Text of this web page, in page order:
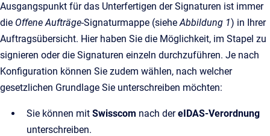
Ausgangspunkt für das Unterfertigen der Signaturen ist immer
die Offene Aufträge-Signaturmappe (sieheAbbildung 1) in Ihrer
Auftragsübersicht. Hier haben Sie die Möglichkeit, im Stapel zu
signieren oder die Signaturen einzeln durchzuführen. Je nach
Konfiguration können Sie zudem wählen, nach welcher
gesetzlichen Grundlage Sie unterschreiben möchten:
Sie können mit Swisscom nach dereIDAS-Verordnung
unterschreiben.